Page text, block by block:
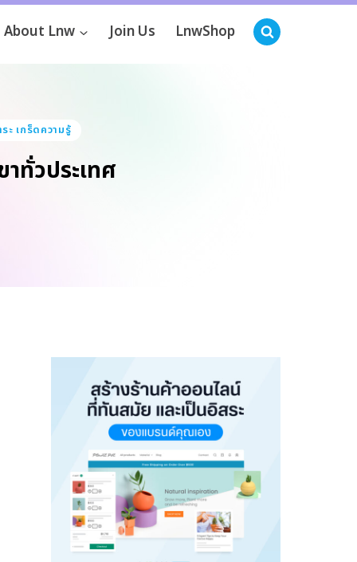
About Lnw Join Us LnwShop
ะ เกร็ดความรู้
ทั่วประเทศ